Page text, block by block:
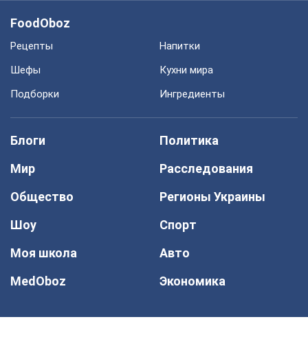
FoodOboz
Рецепты
Напитки
Шефы
Кухни мира
Подборки
Ингредиенты
Блоги
Политика
Мир
Расследования
Общество
Регионы Украины
Шоу
Спорт
Моя школа
Авто
MedOboz
Экономика